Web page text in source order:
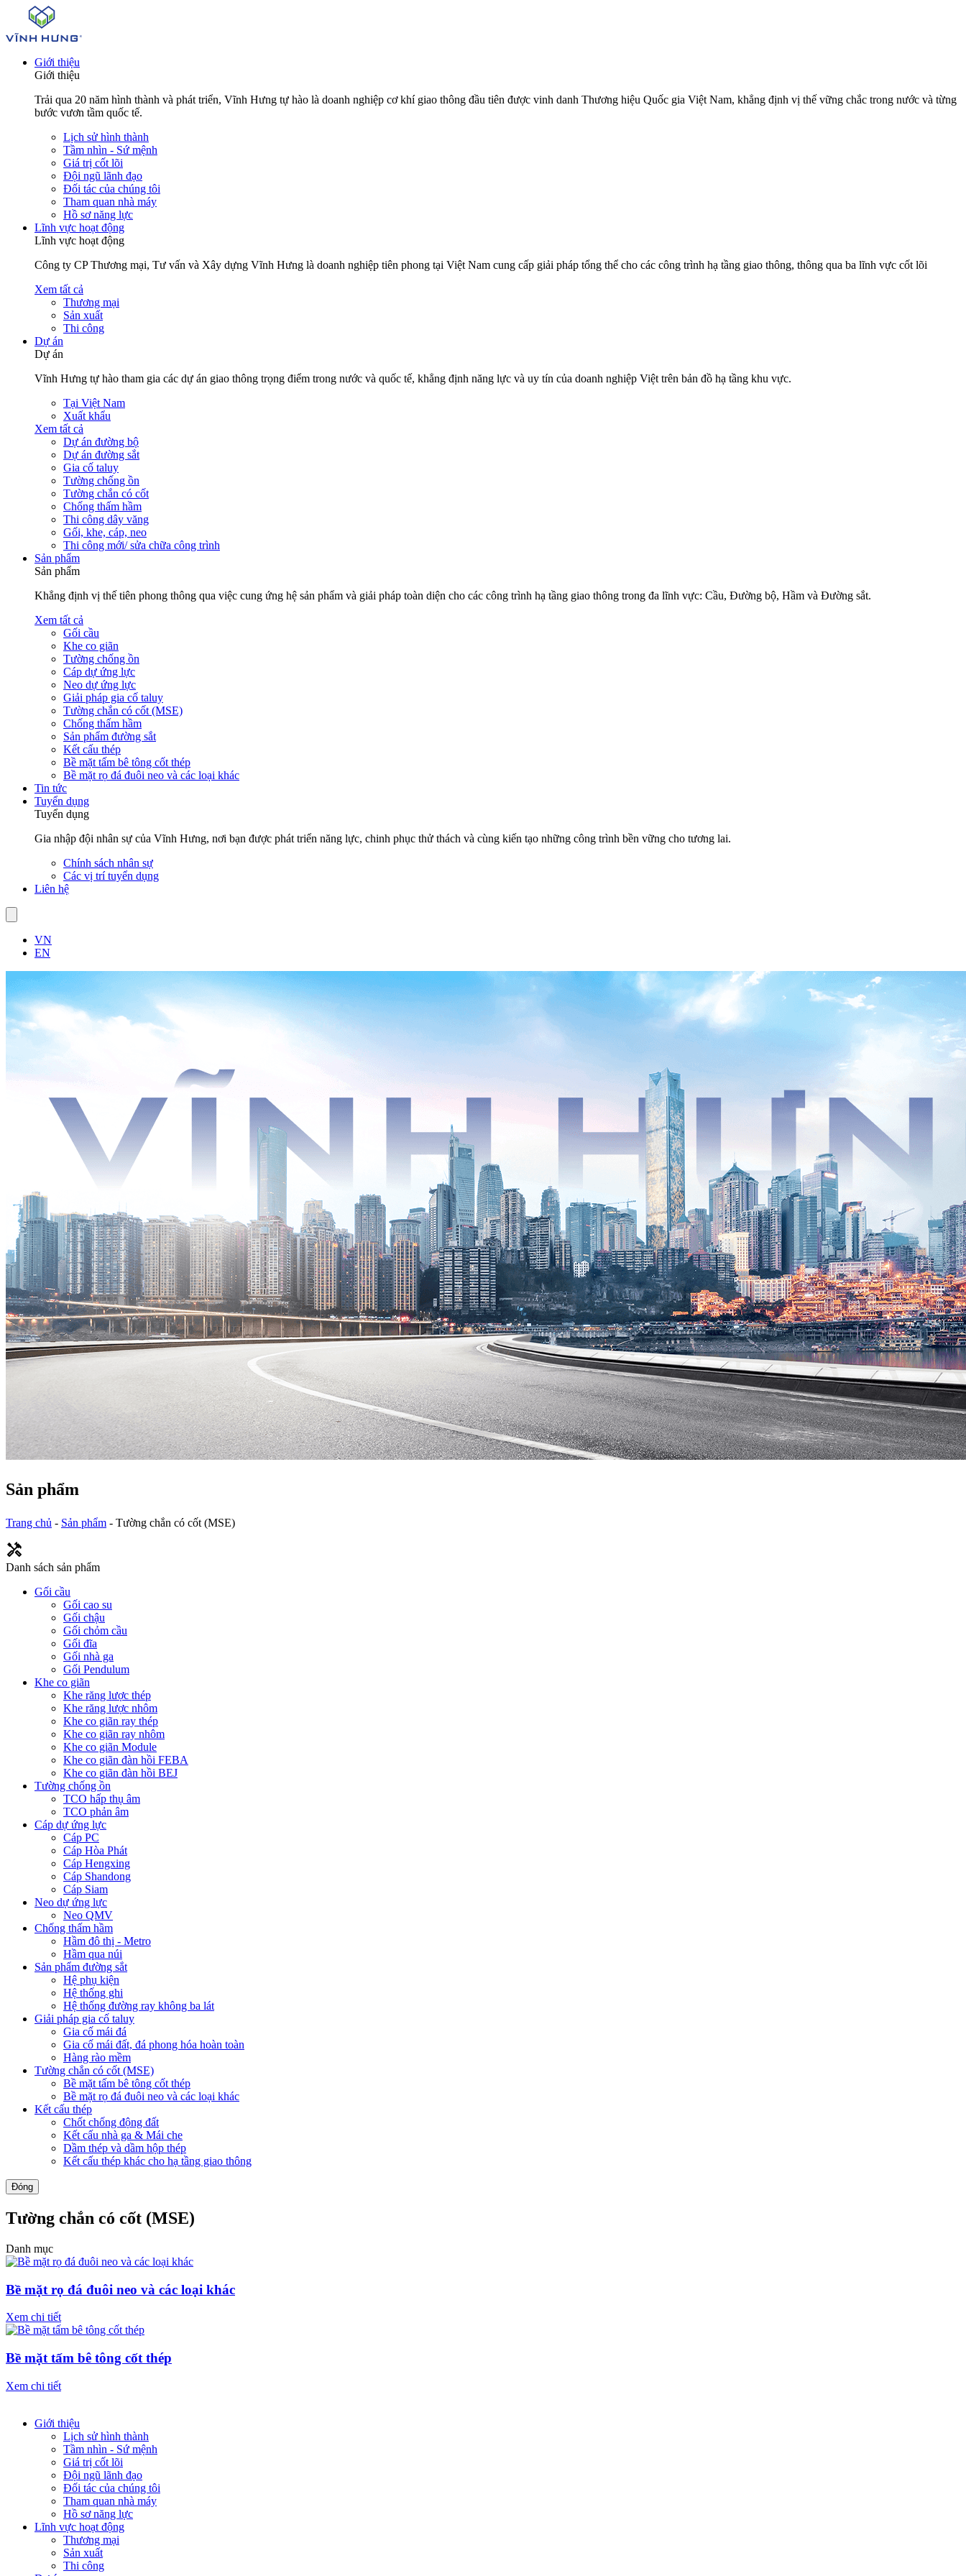
Giới thiệu
Giới thiệu
Trải qua 20 năm hình thành và phát triển, Vĩnh Hưng tự hào là doanh nghiệp cơ khí giao thông đầu tiên được vinh danh Thương hiệu Quốc gia Việt Nam, khẳng định vị thế vững chắc trong nước và từng
bước vươn tầm quốc tế.
Lịch sử hình thành
Tầm nhìn - Sứ mệnh
Giá trị cốt lõi
Đội ngũ lãnh đạo
Đối tác của chúng tôi
Tham quan nhà máy
Hồ sơ năng lực
Lĩnh vực hoạt động
Lĩnh vực hoạt động
Công ty CP Thương mại, Tư vấn và Xây dựng Vĩnh Hưng là doanh nghiệp tiên phong tại Việt Nam cung cấp giải pháp tổng thể cho các công trình hạ tầng giao thông, thông qua ba lĩnh vực cốt lõi
Xem tất cả
Thương mại
Sản xuất
Thi công
Dự án
Dự án
Vĩnh Hưng tự hào tham gia các dự án giao thông trọng điểm trong nước và quốc tế, khẳng định năng lực và uy tín của doanh nghiệp Việt trên bản đồ hạ tầng khu vực.
Tại Việt Nam
Xuất khẩu
Xem tất cả
Dự án đường bộ
Dự án đường sắt
Gia cố taluy
Tường chống ồn
Tường chắn có cốt
Chống thấm hầm
Thi công dây văng
Gối, khe, cáp, neo
Thi công mới/ sửa chữa công trình
Sản phẩm
Sản phẩm
Khẳng định vị thế tiên phong thông qua việc cung ứng hệ sản phẩm và giải pháp toàn diện cho các công trình hạ tầng giao thông trong đa lĩnh vực: Cầu, Đường bộ, Hầm và Đường sắt.
Xem tất cả
Gối cầu
Khe co giãn
Tường chống ồn
Cáp dự ứng lực
Neo dự ứng lực
Giải pháp gia cố taluy
Tường chắn có cốt (MSE)
Chống thấm hầm
Sản phẩm đường sắt
Kết cấu thép
Bề mặt tấm bê tông cốt thép
Bề mặt rọ đá đuôi neo và các loại khác
Tin tức
Tuyển dụng
Tuyển dụng
Gia nhập đội nhân sự của Vĩnh Hưng, nơi bạn được phát triển năng lực, chinh phục thử thách và cùng kiến tạo những công trình bền vững cho tương lai.
Chính sách nhân sự
Các vị trí tuyển dụng
Liên hệ
VN
EN
Sản phẩm
Trang chủ - Sản phẩm - Tường chắn có cốt (MSE)
Danh sách sản phẩm
Gối cầu
Gối cao su
Gối chậu
Gối chỏm cầu
Gối đĩa
Gối nhà ga
Gối Pendulum
Khe co giãn
Khe răng lược thép
Khe răng lược nhôm
Khe co giãn ray thép
Khe co giãn ray nhôm
Khe co giãn Module
Khe co giãn đàn hồi FEBA
Khe co giãn đàn hồi BEJ
Tường chống ồn
TCO hấp thụ âm
TCO phản âm
Cáp dự ứng lực
Cáp PC
Cáp Hòa Phát
Cáp Hengxing
Cáp Shandong
Cáp Siam
Neo dự ứng lực
Neo QMV
Chống thấm hầm
Hầm đô thị - Metro
Hầm qua núi
Sản phẩm đường sắt
Hệ phụ kiện
Hệ thống ghi
Hệ thống đường ray không ba lát
Giải pháp gia cố taluy
Gia cố mái đá
Gia cố mái đất, đá phong hóa hoàn toàn
Hàng rào mềm
Tường chắn có cốt (MSE)
Bề mặt tấm bê tông cốt thép
Bề mặt rọ đá đuôi neo và các loại khác
Kết cấu thép
Chốt chống động đất
Kết cấu nhà ga & Mái che
Dầm thép và dầm hộp thép
Kết cấu thép khác cho hạ tầng giao thông
Đóng
Tường chắn có cốt (MSE)
Danh mục
Bề mặt rọ đá đuôi neo và các loại khác
Xem chi tiết
Bề mặt tấm bê tông cốt thép
Xem chi tiết
Giới thiệu
Lịch sử hình thành
Tầm nhìn - Sứ mệnh
Giá trị cốt lõi
Đội ngũ lãnh đạo
Đối tác của chúng tôi
Tham quan nhà máy
Hồ sơ năng lực
Lĩnh vực hoạt động
Thương mại
Sản xuất
Thi công